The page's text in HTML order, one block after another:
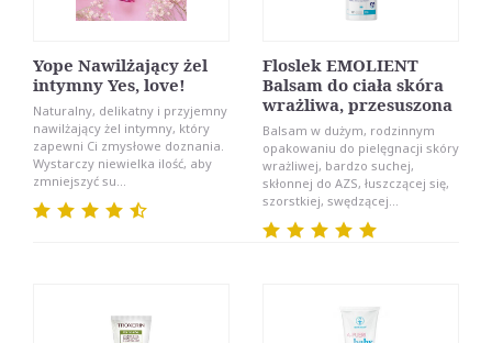
Yope Nawilżający żel
intymny Yes, love!
Naturalny, delikatny i przyjemny
nawilżający żel intymny, który
zapewni Ci zmysłowe doznania.
Wystarczy niewielka ilość, aby
zmniejszyć su...
Floslek EMOLIENT
Balsam do ciała skóra
wrażliwa, przesuszona
Balsam w dużym, rodzinnym
opakowaniu do pielęgnacji skóry
wrażliwej, bardzo suchej,
skłonnej do AZS, łuszczącej się,
szorstkiej, swędzącej...